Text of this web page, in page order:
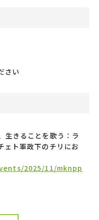
さい
生きることを歌う：ラ
ェト軍政下のチリにお
2025/11/mknpp